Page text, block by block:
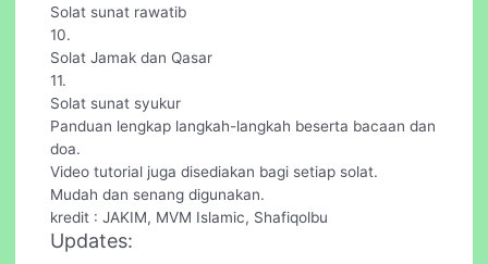
Solat sunat rawatib
10.
Solat Jamak dan Qasar
11.
Solat sunat syukur
Panduan lengkap langkah-langkah beserta bacaan dan
doa.
Video tutorial juga disediakan bagi setiap solat.
Mudah dan senang digunakan.
kredit : JAKIM, MVM Islamic, Shafiqolbu
Updates: